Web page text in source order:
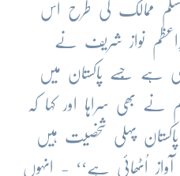
مسلم ممالک کی طرح اس
نواز شریف نے
ہے جِسے پاکستان میں
نے بھی سراہا اور کہا کہ
پاکستان پہلی شخصیت ہیں
آواز اُٹھائی ہے‘‘ - انہوں